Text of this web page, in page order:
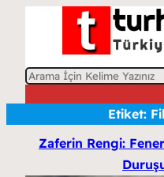
A
Etiket:
Zaferin Rengi: